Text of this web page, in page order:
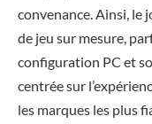
convenance. Ainsi, le
de jeu sur mesure,
configuration PC et
centrée sur
les marques les plus